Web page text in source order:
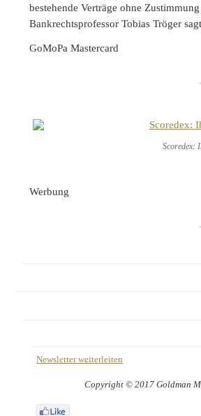
bestehende Verträge ohne
Bankrechtsprofessor Tobias Tröger
GoMoPa Mastercard
Scoredex:
Werbung
Newsletter weiterleiten
Copyright © 2017 Goldman